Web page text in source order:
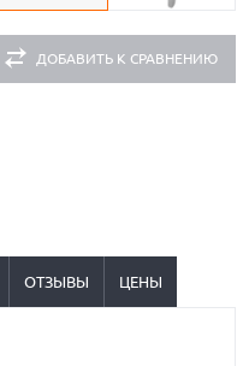
ДОБАВИТЬ К СРАВНЕНИЮ
ОТЗЫВЫ ЦЕНЫ